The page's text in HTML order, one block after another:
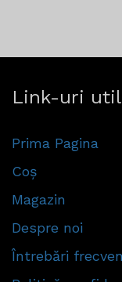
Link-uri
Prima Pagina
Coș
Magazin
Despre noi
Întrebări